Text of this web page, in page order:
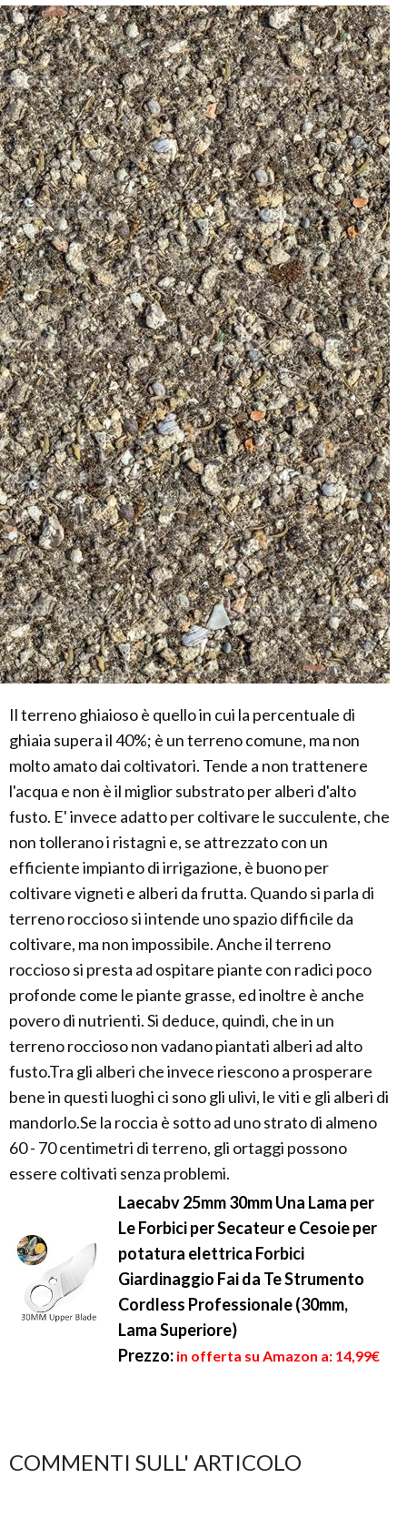
Il terreno ghiaioso è quello in cui la percentuale di
ghiaia supera il 40%; è un terreno comune, ma non
molto amato dai coltivatori. Tende a non trattenere
l'acqua e non è il miglior substrato per alberi d'alto
fusto. E' invece adatto per coltivare le succulente, che
non tollerano i ristagni e, se attrezzato con un
efficiente impianto di irrigazione, è buono per
coltivare vigneti e alberi da frutta. Quando si parla di
terreno roccioso si intende uno spazio difficile da
coltivare, ma non impossibile. Anche il terreno
roccioso si presta ad ospitare piante con radici poco
profonde come le piante grasse, ed inoltre è anche
povero di nutrienti. Si deduce, quindi, che in un
terreno roccioso non vadano piantati alberi ad alto
fusto.Tra gli alberi che invece riescono a prosperare
bene in questi luoghi ci sono gli ulivi, le viti e gli alberi di
mandorlo.Se la roccia è sotto ad uno strato di almeno
60 - 70 centimetri di terreno, gli ortaggi possono
essere coltivati senza problemi.
Laecabv 25mm 30mm Una Lama per
Le Forbici per Secateur e Cesoie per
potatura elettrica Forbici
Giardinaggio Fai da Te Strumento
Cordless Professionale (30mm,
Lama Superiore)
Prezzo: in offerta su Amazon a: 14,99€
COMMENTI SULL' ARTICOLO